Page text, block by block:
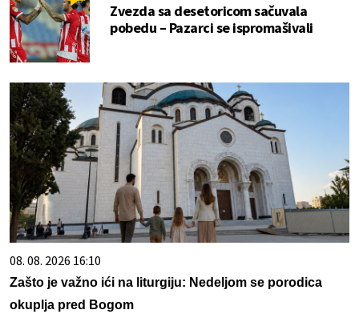
Zvezda sa desetoricom sačuvala
pobedu – Pazarci se ispromašivali
08. 08. 2026 16:10
Zašto je važno ići na liturgiju: Nedeljom se porodica
okuplja pred Bogom